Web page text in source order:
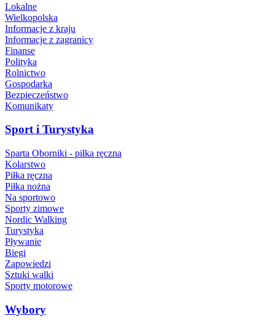
Lokalne
Wielkopolska
Informacje z kraju
Informacje z zagranicy
Finanse
Polityka
Rolnictwo
Gospodarka
Bezpieczeństwo
Komunikaty
Sport i Turystyka
Sparta Oborniki - piłka ręczna
Kolarstwo
Piłka ręczna
Piłka nożna
Na sportowo
Sporty zimowe
Nordic Walking
Turystyka
Pływanie
Biegi
Zapowiedzi
Sztuki walki
Sporty motorowe
Wybory